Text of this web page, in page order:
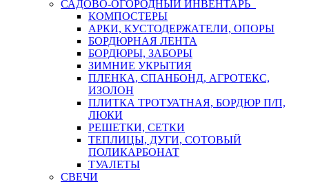
САДОВО-ОГОРОДНЫЙ ИНВЕНТАРЬ
КОМПОСТЕРЫ
АРКИ, КУСТОДЕРЖАТЕЛИ, ОПОРЫ
БОРДЮРНАЯ ЛЕНТА
БОРДЮРЫ, ЗАБОРЫ
ЗИМНИЕ УКРЫТИЯ
ПЛЕНКА, СПАНБОНД, АГРОТЕКС,
ИЗОЛОН
ПЛИТКА ТРОТУАТНАЯ, БОРДЮР П/П,
ЛЮКИ
РЕШЕТКИ, СЕТКИ
ТЕПЛИЦЫ, ДУГИ, СОТОВЫЙ
ПОЛИКАРБОНАТ
ТУАЛЕТЫ
СВЕЧИ